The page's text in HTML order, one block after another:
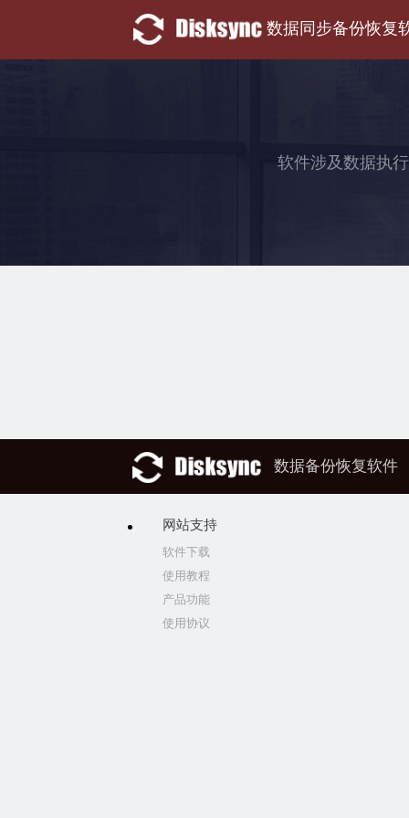
数据同步备份恢复
软件涉及数据执
数据备份恢复软件
网站支持
软件下载
使用教程
产品功能
使用协议